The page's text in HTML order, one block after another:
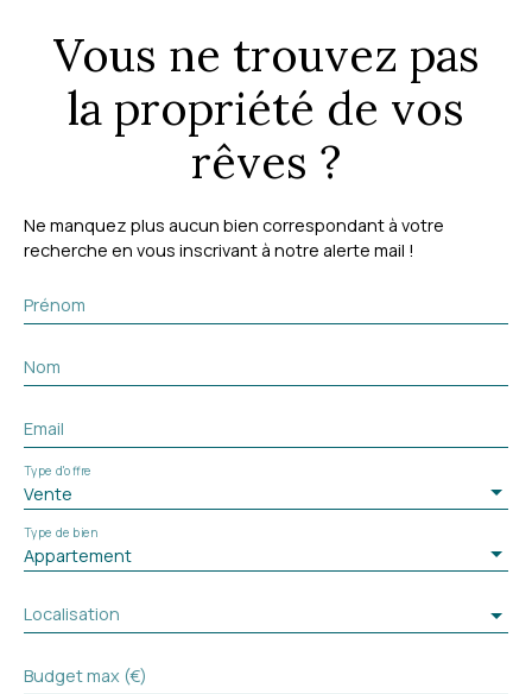
Vous ne trouvez pas
la propriété de vos
rêves ?
Ne manquez plus aucun bien correspondant à votre
recherche en vous inscrivant à notre alerte mail !
Prénom
Nom
Email
Vente
Type d'offre
Appartement
Type de bien
Localisation
Budget max (€)